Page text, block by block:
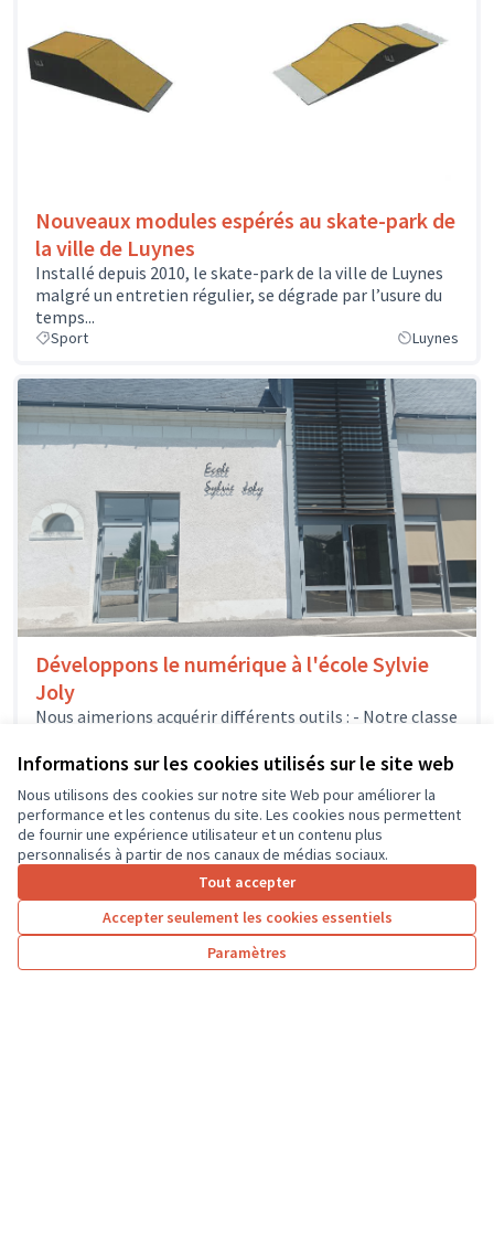
Informations sur les cookies utilisés sur le site web
Nous utilisons des cookies sur notre site Web pour améliorer la
performance et les contenus du site. Les cookies nous permettent
de fournir une expérience utilisateur et un contenu plus
personnalisés à partir de nos canaux de médias sociaux.
Tout accepter
Accepter seulement les cookies essentiels
Paramètres
Nouveaux modules espérés au skate-park de
la ville de Luynes
Installé depuis 2010, le skate-park de la ville de Luynes
malgré un entretien régulier, se dégrade par l’usure du
temps...
Sport Luynes
Développons le numérique à l'école Sylvie
Joly
Nous aimerions acquérir différents outils : - Notre classe
ordinateurs portables, afin que les élèves...
Résultats par page : 25
3 … 7